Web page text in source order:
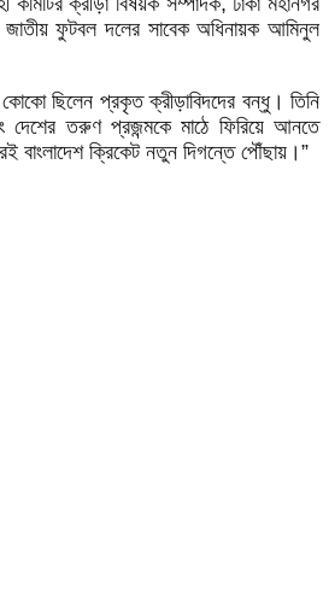
ফুটবল দলের সাবেক অধিনায়ক আমিনুল
ছিলেন প্রকৃত ক্রীড়াবিদদের বন্ধু। তিনি
দেশের তরুণ প্রজন্মকে মাঠে ফিরিয়ে আনতে
বাংলাদেশ ক্রিকেট নতুন দিগন্তে পৌঁছায়।”